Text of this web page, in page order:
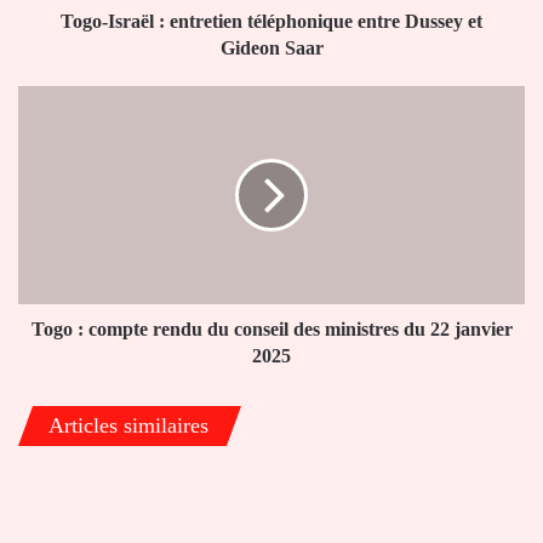
Togo-Israël : entretien téléphonique entre Dussey et
Gideon Saar
du
22Togo : compte rendu du conseil des ministres du 22 janvier
2025
Articles similaires